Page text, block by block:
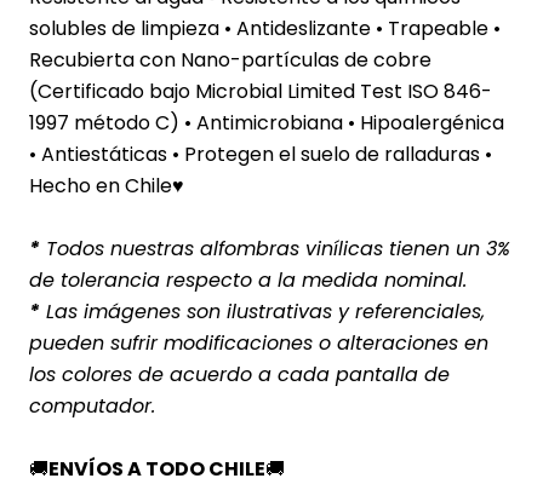
solubles de limpieza • Antideslizante • Trapeable •
Recubierta con Nano-partículas de cobre
(Certificado bajo Microbial Limited Test ISO 846-
1997 método C) • Antimicrobiana • Hipoalergénica
• Antiestáticas • Protegen el suelo de ralladuras •
Hecho en Chile♥
* Todos nuestras alfombras vinílicas tienen un 3%
de tolerancia respecto a la medida nominal.
* Las imágenes son ilustrativas y referenciales,
pueden sufrir modificaciones o alteraciones en
los colores de acuerdo a cada pantalla de
computador.
🚚ENVÍOS A TODO CHILE🚚